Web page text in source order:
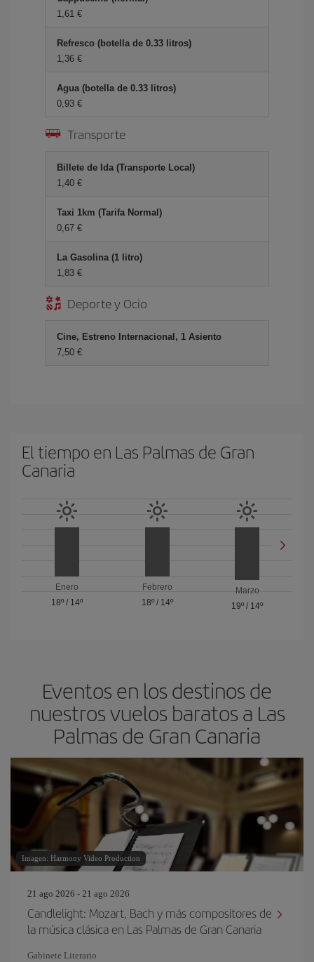
1,61 €
Refresco (botella de 0.33 litros)
1,36 €
Agua (botella de 0.33 litros)
0,93 €
Transporte
Billete de Ida (Transporte Local)
1,40 €
Taxi 1km (Tarifa Normal)
0,67 €
La Gasolina (1 litro)
1,83 €
Deporte y Ocio
Cine, Estreno Internacional, 1 Asiento
7,50 €
El tiempo en Las Palmas de Gran
Canaria
Enero
18º/ 14º
Febrero
18º/ 14º
Marzo
19º / 14º
Eventos en los destinos de
nuestros vuelos baratos a Las
Palmas de Gran Canaria
Imagen: Harmony Video Production
21 ago 2026 - 21 ago 2026
Candlelight: Mozart, Bach y más compositores de
la música clásica en Las Palmas de Gran Canaria
Gabinete Literario